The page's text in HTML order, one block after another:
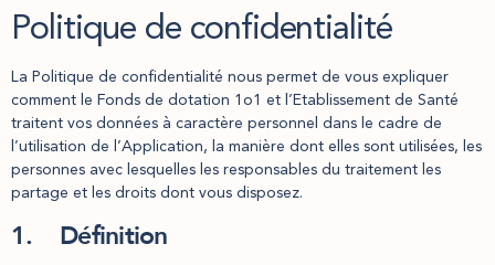
Politique de confidentialité
La Politique de confidentialité nous permet de vous expliquer
comment le Fonds de dotation 1o1 et l’Etablissement de Santé
traitent vos données à caractère personnel dans le cadre de
l’utilisation de l’Application, la manière dont elles sont utilisées, les
personnes avec lesquelles les responsables du traitement les
partage et les droits dont vous disposez.
1. Définition